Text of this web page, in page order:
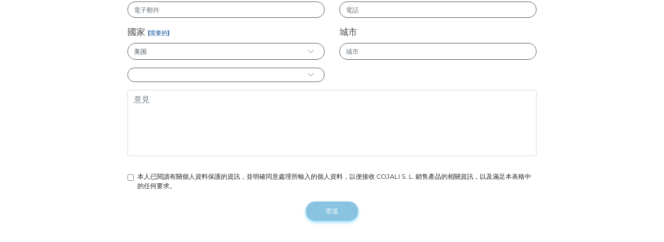
國家 (需要的) 城市
本人已閱讀有關個人資料保護的資訊，並明確同意處理所輸入的個人資料，以便接收 COJALI S. L. 銷售產品的相關資訊，以及滿足本表格中
的任何要求。
寄送